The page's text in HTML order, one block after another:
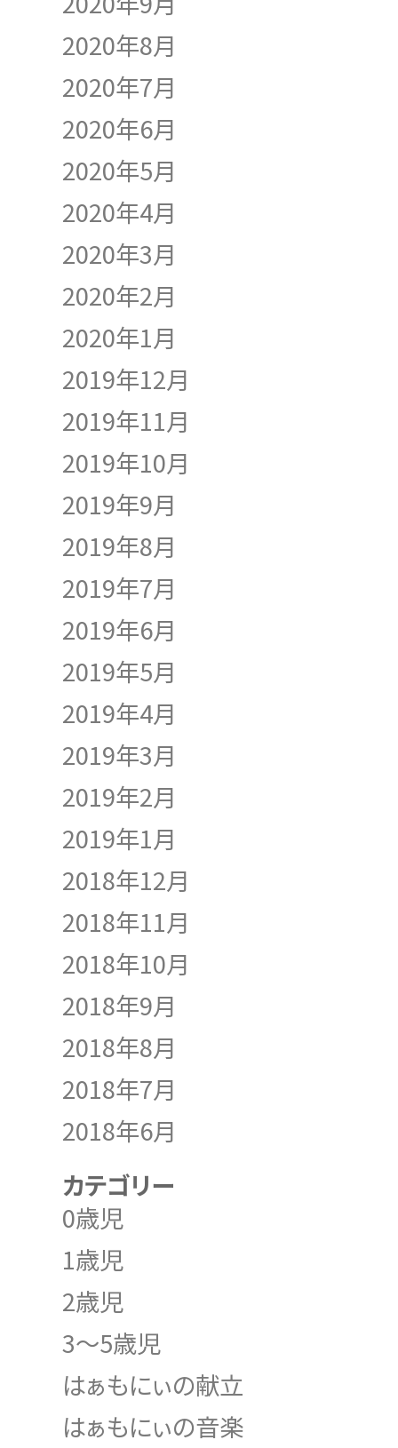
2020年8月
2020年7月
2020年6月
2020年5月
2020年4月
2020年3月
2020年2月
2020年1月
2019年12月
2019年11月
2019年10月
2019年9月
2019年8月
2019年7月
2019年6月
2019年5月
2019年4月
2019年3月
2019年2月
2019年1月
2018年12月
2018年11月
2018年10月
2018年9月
2018年8月
2018年7月
2018年6月
カテゴリー
0歳児
1歳児
2歳児
3～5歳児
はぁもにぃの献立
はぁもにぃの音楽